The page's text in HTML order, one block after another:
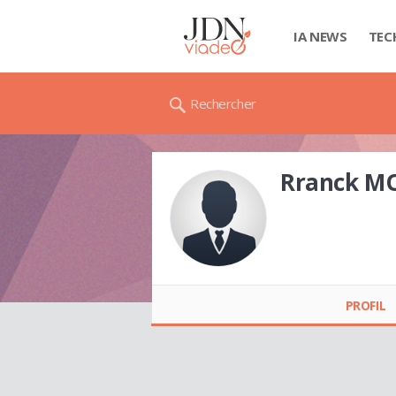
IA NEWS
Rechercher
Rranck
PROFIL